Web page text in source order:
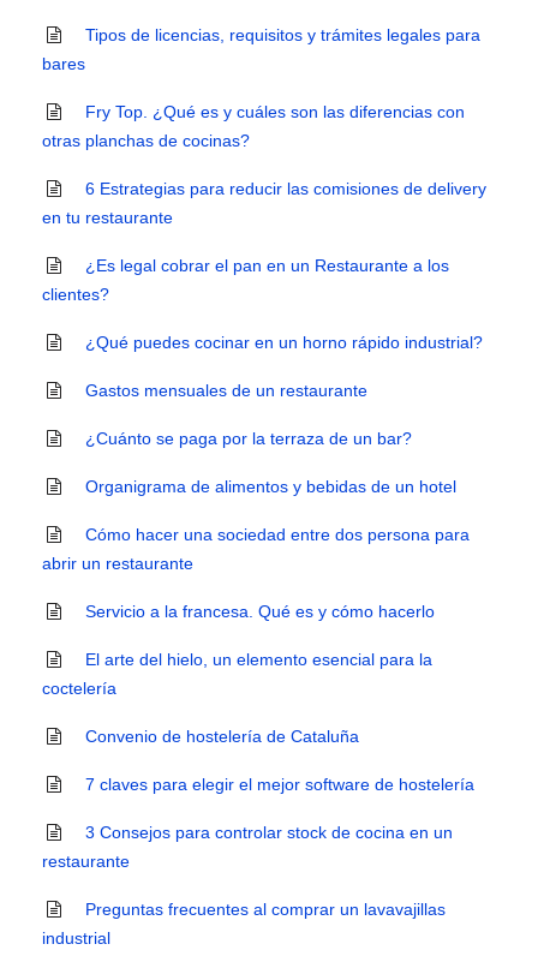
Tipos de licencias, requisitos y trámites legales para
bares
Fry Top. ¿Qué es y cuáles son las diferencias con
otras planchas de cocinas?
6 Estrategias para reducir las comisiones de delivery
en tu restaurante
¿Es legal cobrar el pan en un Restaurante a los
clientes?
¿Qué puedes cocinar en un horno rápido industrial?
Gastos mensuales de un restaurante
¿Cuánto se paga por la terraza de un bar?
Organigrama de alimentos y bebidas de un hotel
Cómo hacer una sociedad entre dos persona para
abrir un restaurante
Servicio a la francesa. Qué es y cómo hacerlo
El arte del hielo, un elemento esencial para la
coctelería
Convenio de hostelería de Cataluña
7 claves para elegir el mejor software de hostelería
3 Consejos para controlar stock de cocina en un
restaurante
Preguntas frecuentes al comprar un lavavajillas
industrial